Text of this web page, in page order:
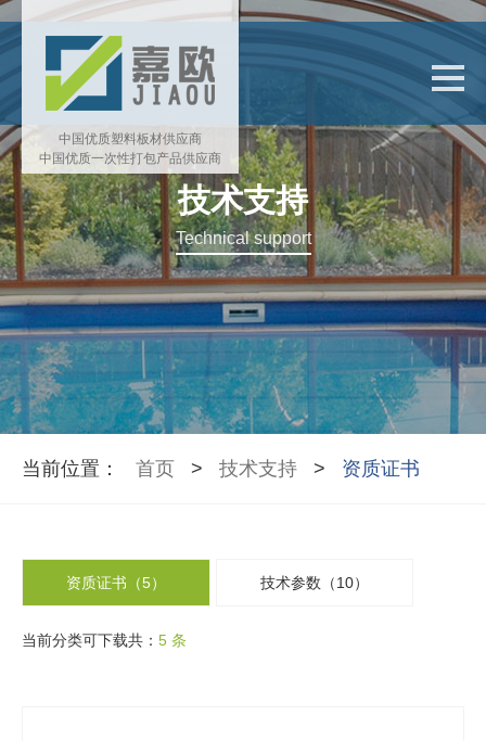
中国优质塑料板材供应商
中国优质一次性打包产品供应商
技术支持
Technical support
当前位置： 首页 > 技术支持 > 资质证书
资质证书（5） 技术参数（10）
当前分类可下载共： 5 条